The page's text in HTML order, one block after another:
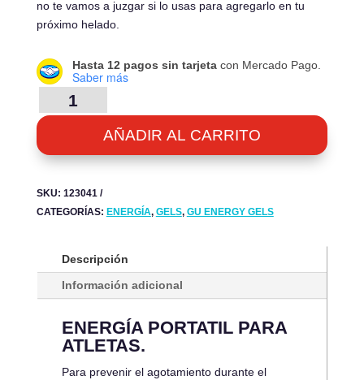
no te vamos a juzgar si lo usas para agregarlo en tu
próximo helado.
Hasta 12 pagos sin tarjetacon Mercado Pago.
Saber más
ENERGY
GEL
-
SALTED
CARAMEL
-
CAJA
AÑADIR AL CARRITO
SKU: 123041
CATEGORÍAS: ENERGÍA, GELS, GU ENERGY GELS
Descripción
Información adicional
ENERGÍA PORTATIL PARA
ATLETAS.
Para prevenir el agotamiento durante el